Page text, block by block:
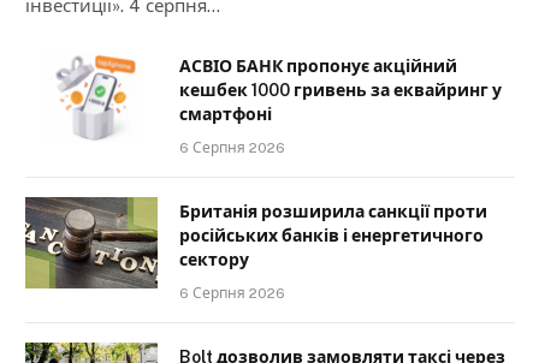
інвестиції». 4 серпня…
АСВІО БАНК пропонує акційний
кешбек 1000 гривень за еквайринг у
смартфоні
6 Серпня 2026
Британія розширила санкції проти
російських банків і енергетичного
сектору
6 Серпня 2026
Bolt дозволив замовляти таксі через